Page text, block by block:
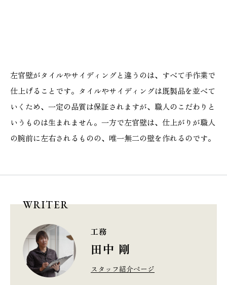
左官壁がタイルやサイディングと違うのは、すべて手作業で
仕上げることです。タイルやサイディングは既製品を並べて
いくため、一定の品質は保証されますが、職人のこだわりと
いうものは生まれません。一方で左官壁は、仕上がりが職人
の腕前に左右されるものの、唯一無二の壁を作れるのです。
WRITER
工務
田中 剛
スタッフ紹介ページ